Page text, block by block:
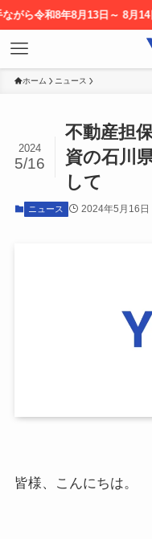
和8年8月13日～ 8月14日を
ホーム ニュース
不動産担
資の石川
して
2024
5/16
ニュース 2024年5月16日
皆様、こんにちは。